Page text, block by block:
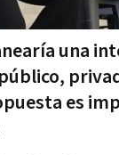
una
es